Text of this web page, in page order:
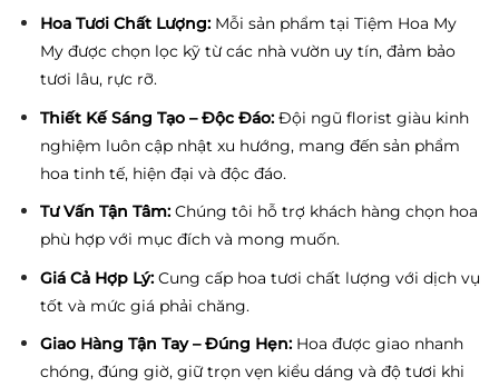
Hoa Tươi Chất Lượng:Mỗi sản phẩm tại Tiệm Hoa My
My được chọn lọc kỹ từ các nhà vườn uy tín, đảm bảo
tươi lâu, rực rỡ.
Thiết Kế Sáng Tạo – Độc Đáo:Đội ngũ florist giàu kinh
nghiệm luôn cập nhật xu hướng, mang đến sản phẩm
hoa tinh tế, hiện đại và độc đáo.
Tư Vấn Tận Tâm:Chúng tôi hỗ trợ khách hàng chọn hoa
phù hợp với mục đích và mong muốn.
Giá Cả Hợp Lý:Cung cấp hoa tươi chất lượng với dịch vụ
tốt và mức giá phải chăng.
Giao Hàng Tận Tay – Đúng Hẹn:Hoa được giao nhanh
chóng, đúng giờ, giữ trọn vẹn kiểu dáng và độ tươi khi